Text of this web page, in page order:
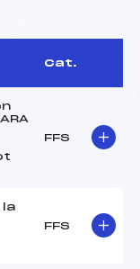
Cat.
FFS
la
FFS